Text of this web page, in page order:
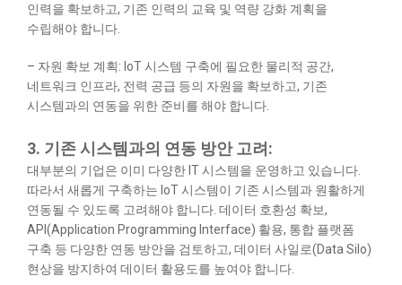
인력을 확보하고, 기존 인력의 교육 및 역량 강화 계획을
수립해야 합니다.
– 자원 확보 계획: IoT 시스템 구축에 필요한 물리적 공간,
네트워크 인프라, 전력 공급 등의 자원을 확보하고, 기존
시스템과의 연동을 위한 준비를 해야 합니다.
3. 기존 시스템과의 연동 방안 고려:
대부분의 기업은 이미 다양한 IT 시스템을 운영하고 있습니다.
따라서 새롭게 구축하는 IoT 시스템이 기존 시스템과 원활하게
연동될 수 있도록 고려해야 합니다. 데이터 호환성 확보,
API(Application Programming Interface) 활용, 통합 플랫폼
구축 등 다양한 연동 방안을 검토하고, 데이터 사일로(Data Silo)
현상을 방지하여 데이터 활용도를 높여야 합니다.